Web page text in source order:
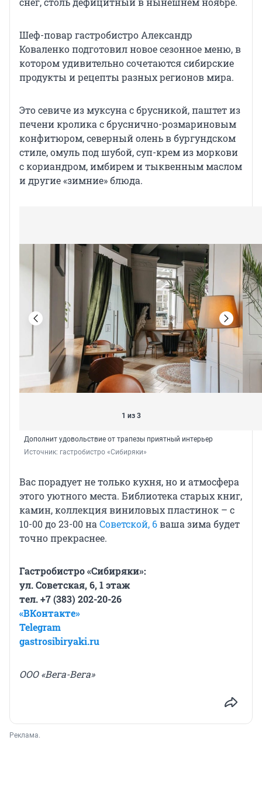
Шеф-повар гастробистро Александр
Коваленко подготовил новое сезонное меню, в
котором удивительно сочетаются сибирские
продукты и рецепты разных регионов мира.
Это севиче из муксуна с брусникой, паштет из
печени кролика с бруснично-розмариновым
конфитюром, северный олень в бургундском
стиле, омуль под шубой, суп-крем из моркови
с кориандром, имбирем и тыквенным маслом
и другие «зимние» блюда.
1 из 3
Дополнит удовольствие от трапезы приятный интерьер
Источник: гастробистро «Сибиряки»
Вас порадует не только кухня, но и атмосфера
этого уютного места. Библиотека старых книг,
камин, коллекция виниловых пластинок – с
10-00 до 23-00 на Советской, 6ваша зима будет
точно прекраснее.
Гастробистро «Сибиряки»:
ул. Советская, 6, 1 этаж
тел. +7 (383) 202-20-26
«ВКонтакте»
Telegram
gastrosibiryaki.ru
ООО «Вега-Вега»
Реклама.